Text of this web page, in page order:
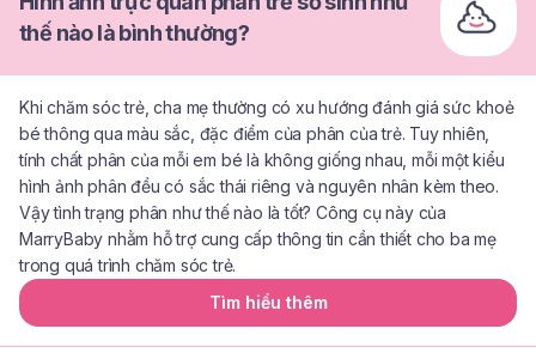
thế nào là bình thường?
Khi chăm sóc trẻ, cha mẹ thường có xu hướng đánh giá sức khoẻ
bé thông qua màu sắc, đặc điểm của phân của trẻ. Tuy nhiên,
tính chất phân của mỗi em bé là không giống nhau, mỗi một kiểu
hình ảnh phân đều có sắc thái riêng và nguyên nhân kèm theo.
Vậy tình trạng phân như thế nào là tốt? Công cụ này của
MarryBaby nhằm hỗ trợ cung cấp thông tin cần thiết cho ba mẹ
trong quá trình chăm sóc trẻ.
Tìm hiểu thêm